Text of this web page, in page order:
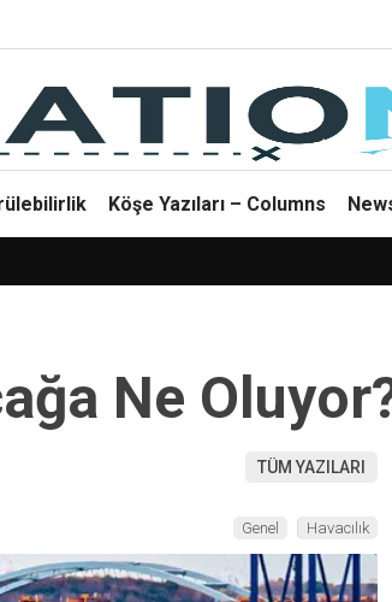
Köşe Yazıları – Columns
Ne
TÜM YAZILARI
Genel Havacılık